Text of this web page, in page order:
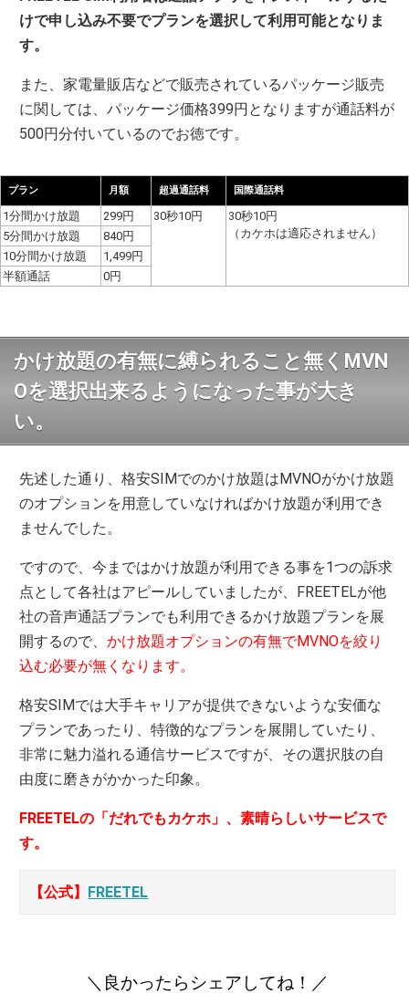
けで申し込み不要でプランを選択して利用可能となりま
す。
また、家電量販店などで販売されているパッケージ販売
に関しては、パッケージ価格399円となりますが通話料が
500円分付いているのでお徳です。
プラン 月額 超過通話料 国際通話料
1分間かけ放題 299円 30秒10円
30秒10円
（カケホは適応されません）
5分間かけ放題
840円
10分間かけ放題
1,499円
半額通話
0円
かけ放題の有無に縛られること無くMVN
Oを選択出来るようになった事が大き
い。
先述した通り、格安SIMでのかけ放題はMVNOがかけ放題
のオプションを用意していなければかけ放題が利用でき
ませんでした。
ですので、今まではかけ放題が利用できる事を1つの訴求
点として各社はアピールしていましたが、FREETELが他
社の音声通話プランでも利用できるかけ放題プランを展
開するので、かけ放題オプションの有無でMVNOを絞り
込む必要が無くなります。
格安SIMでは大手キャリアが提供できないような安価な
プランであったり、特徴的なプランを展開していたり、
非常に魅力溢れる通信サービスですが、その選択肢の自
由度に磨きがかかった印象。
FREETELの「だれでもカケホ」、素晴らしいサービスで
す。
【公式】 FREETEL
＼良かったらシェアしてね！／